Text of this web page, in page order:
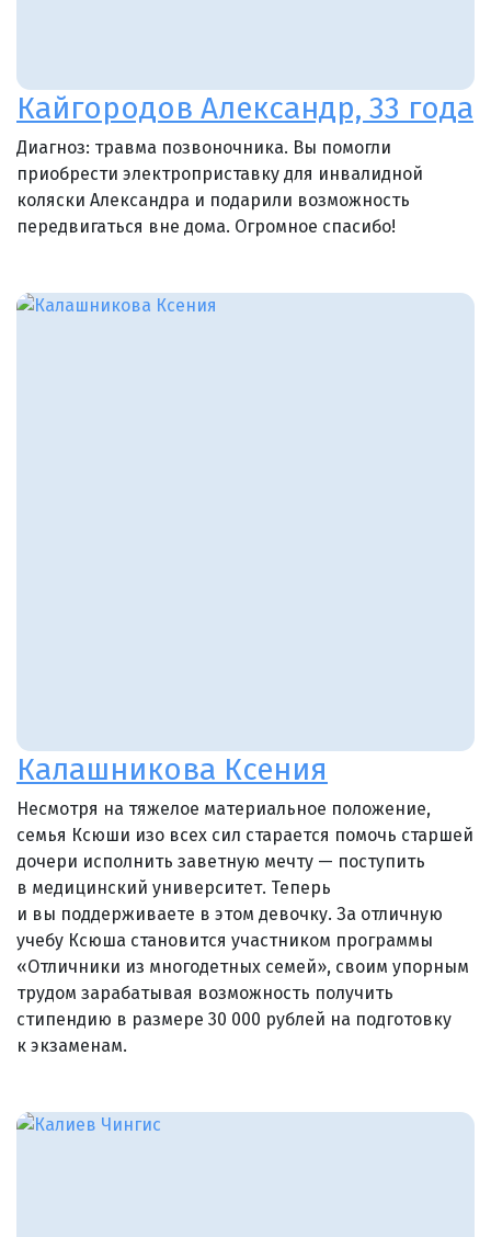
Кайгородов Александр, 33 года
Диагноз: травма позвоночника. Вы помогли
приобрести электроприставку для инвалидной
коляски Александра и подарили возможность
передвигаться вне дома. Огромное спасибо!
Калашникова Ксения
Несмотря на тяжелое материальное положение,
семья Ксюши изо всех сил старается помочь старшей
дочери исполнить заветную мечту — поступить
в медицинский университет. Теперь
и вы поддерживаете в этом девочку. За отличную
учебу Ксюша становится участником программы
«Отличники из многодетных семей», своим упорным
трудом зарабатывая возможность получить
стипендию в размере 30 000 рублей на подготовку
к экзаменам.